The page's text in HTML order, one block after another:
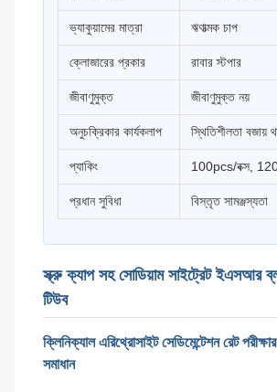
ভ্যাকুয়ামের মাত্রা ঋণাত্মক চাপ
ক্লোজারের প্রকার রাবার স্টপার
জীবাণুমুক্ত জীবাণুমুক্ত নয়
অনুচক্রিকার কার্যকলাপ স্থিতিশীলতা বজায়
প্যাকিং 100pcs/বক্স,
প্রধান সুবিধা বিস্তৃত সামঞ্জস্যতা
স্ক্রু ক্যাপ সহ সোডিয়াম সাইট্রেট ইএসআর
টিউব
ক্লিনিক্যাল এরিথ্রোসাইট সেডিমেন্টেশন রেট
সমাধান